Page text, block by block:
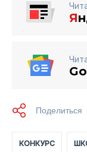
Я
КОНКУРС